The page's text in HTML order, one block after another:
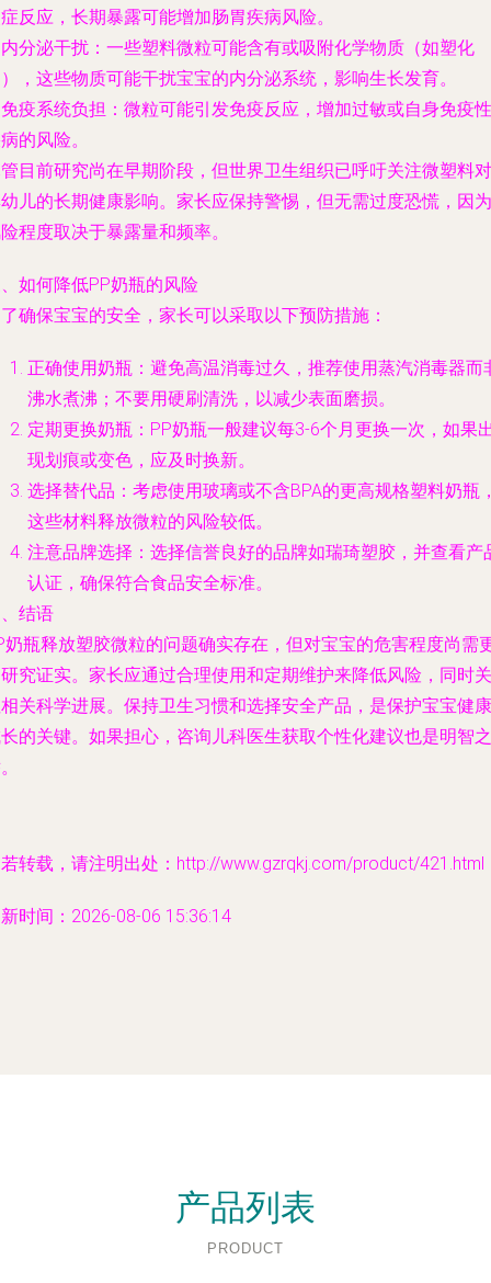
反应，长期暴露可能增加肠胃疾病风险。
分泌干扰：一些塑料微粒可能含有或吸附化学物质（如塑化
，这些物质可能干扰宝宝的内分泌系统，影响生长发育。
疫系统负担：微粒可能引发免疫反应，增加过敏或自身免疫性
的风险。
目前研究尚在早期阶段，但世界卫生组织已呼吁关注微塑料对
儿的长期健康影响。家长应保持警惕，但无需过度恐慌，因为
程度取决于暴露量和频率。
如何降低PP奶瓶的风险
确保宝宝的安全，家长可以采取以下预防措施：
正确使用奶瓶：避免高温消毒过久，推荐使用蒸汽消毒器而
沸水煮沸；不要用硬刷清洗，以减少表面磨损。
定期更换奶瓶：PP奶瓶一般建议每3-6个月更换一次，如果
现划痕或变色，应及时换新。
选择替代品：考虑使用玻璃或不含BPA的更高规格塑料奶瓶
这些材料释放微粒的风险较低。
注意品牌选择：选择信誉良好的品牌如瑞琦塑胶，并查看产
认证，确保符合食品安全标准。
结语
奶瓶释放塑胶微粒的问题确实存在，但对宝宝的危害程度尚需
究证实。家长应通过合理使用和定期维护来降低风险，同时关
关科学进展。保持卫生习惯和选择安全产品，是保护宝宝健康
的关键。如果担心，咨询儿科医生获取个性化建议也是明智之
转载，请注明出处：http://www.gzrqkj.com/product/421.html
时间：2026-08-06 15:36:14
产品列表
PRODUCT